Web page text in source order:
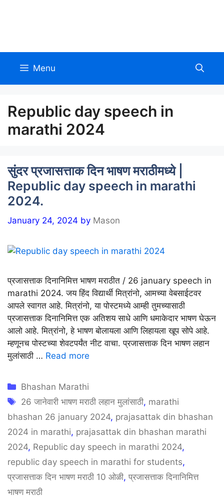
Menu
Republic day speech in
marathi 2024
सुंदर प्रजासत्ताक दिन भाषण मराठीमध्ये |
Republic day speech in marathi
2024.
January 24, 2024 by Mason
प्रजासत्ताक दिनानिमित्त भाषण मराठीत / 26 january speech in
marathi 2024. जय हिंद विद्यार्थी मित्रांनो, आमच्या वेबसाईटवर
आपले स्वागत आहे. मित्रांनो, या पोस्टमध्ये आम्ही तुमच्यासाठी
प्रजासत्ताक दिनानिमित्त एक अतिशय साधे आणि धमाकेदार भाषण घेऊन
आलो आहे. मित्रांनो, हे भाषण बोलायला आणि लिहायला खूप सोपे आहे.
म्हणूनच पोस्टच्या शेवटपर्यंत नीट वाचा. प्रजासत्ताक दिन भाषण लहान
मुलांसाठी … Read more
Categories
Bhashan Marathi
Tags
26 जानेवारी भाषण मराठी लहान मुलांसाठी, marathi
bhashan 26 january 2024, prajasattak din bhashan
2024 in marathi, prajasattak din bhashan marathi
2024, Republic day speech in marathi 2024,
republic day speech in marathi for students,
प्रजासत्ताक दिन भाषण मराठी 10 ओळी, प्रजासत्ताक दिनानिमित्त
भाषण मराठी